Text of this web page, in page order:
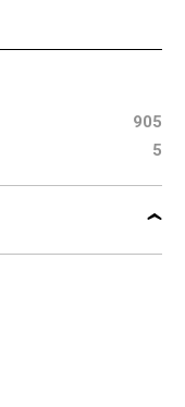
905
5